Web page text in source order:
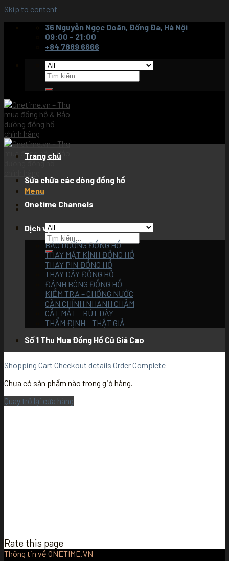
Skip to content
36 Nguyễn Ngọc Doãn, Đống Đa, Hà Nội
09:00 - 21:00
+84 7889 6666
Menu
Trang chủ
Sửa chữa các dòng đồng hồ
Onetime Channels
Dịch vụ
BẢO DƯỠNG ĐỒNG HỒ
THAY MẶT KÍNH ĐỒNG HỒ
THAY PIN ĐỒNG HỒ
THAY DÂY ĐỒNG HỒ
ĐÁNH BÓNG ĐỒNG HỒ
KIỂM TRA – CHỐNG NƯỚC
CĂN CHỈNH NHANH CHẬM
CẮT MẮT – RÚT DÂY
THẨM ĐỊNH – THẬT GIẢ
Số 1 Thu Mua Đồng Hồ Cũ Giá Cao
Shopping Cart Checkout details Order Complete
Chưa có sản phẩm nào trong giỏ hàng.
Quay trở lại cửa hàng
Rate this page
Thông tin về ONETIME.VN